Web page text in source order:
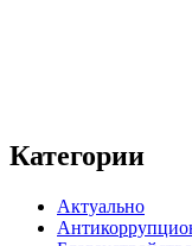
Категории
Актуально